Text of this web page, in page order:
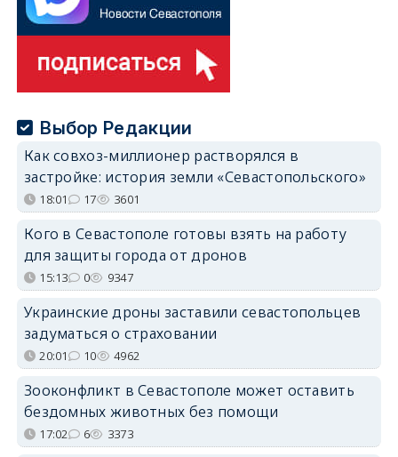
Выбор Редакции
Как совхоз-миллионер растворялся в
застройке: история земли «Севастопольского»
18:01 17 3601
Кого в Севастополе готовы взять на работу
для защиты города от дронов
15:13 0 9347
Украинские дроны заставили севастопольцев
задуматься о страховании
20:01 10 4962
Зооконфликт в Севастополе может оставить
бездомных животных без помощи
17:02 6 3373